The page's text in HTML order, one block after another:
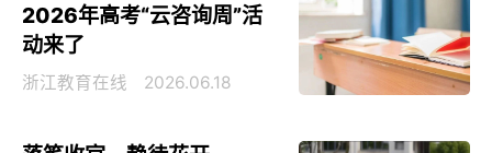
2026年高考“云咨询周”活
动来了
浙江教育在线 2026.06.18